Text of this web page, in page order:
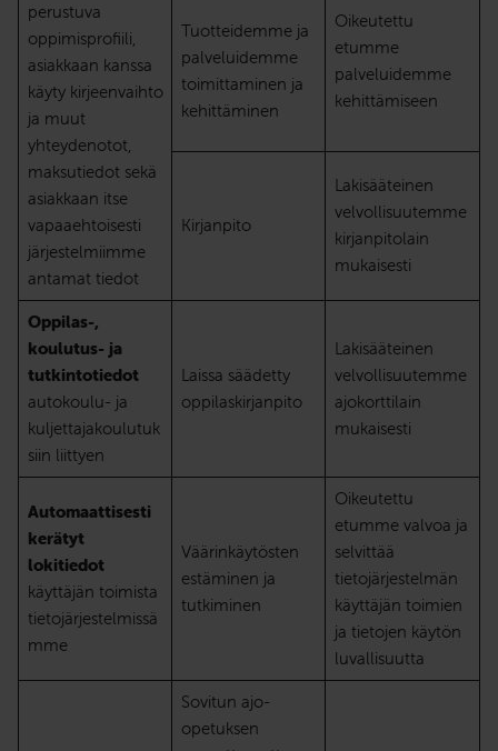
perustuva
oppimisprofiili,
asiakkaan kanssa
käyty kirjeenvaihto
ja muut
yhteydenotot,
maksutiedot sekä
asiakkaan itse
vapaaehtoisesti
järjestelmiimme
antamat tiedot
Oikeutettu
etumme
palveluidemme
kehittämiseen
Tuotteidemme ja
palveluidemme
toimittaminen ja
kehittäminen
Kirjanpito
Lakisääteinen
velvollisuutemme
kirjanpitolain
mukaisesti
Oppilas-,
koulutus- ja
tutkintotiedot
autokoulu- ja
kuljettajakoulutuk
siin liittyen
Laissa säädetty
oppilaskirjanpito
Lakisääteinen
velvollisuutemme
ajokorttilain
mukaisesti
Automaattisesti
kerätyt
lokitiedot
käyttäjän toimista
tietojärjestelmissä
mme
Väärinkäytösten
estäminen ja
tutkiminen
Oikeutettu
etumme valvoa ja
selvittää
tietojärjestelmän
käyttäjän toimien
ja tietojen käytön
luvallisuutta
Sovitun ajo-
opetuksen